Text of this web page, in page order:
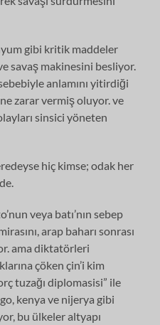
gibi kritik maddeler
savaş makinesini besliyor.
anlamını yitirdiği
zarar vermiş oluyor. ve
sinsici yöneten
hiç kimse; odak her
veya batı’nın sebep
arap baharı sonrası
ama diktatörleri
çöken çin’i kim
tuzağı diplomasisi” ile
kenya ve nijerya gibi
bu ülkeler altyapı